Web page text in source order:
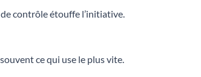
contrôle étouffe l’initiative.
ce qui use le plus vite.